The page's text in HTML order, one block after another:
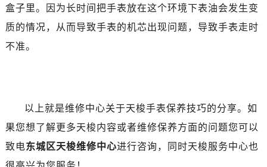
盒子里。因为长时间把手表放在这个环境下表油会发生变
质的情况，从而导致手表的机芯出现问题，导致手表走时
不准。
以上就是维修中心关于天梭手表保养技巧的分享。如
果您想了解更多天梭内容或者维修保养方面的问题您可以
致电东城区天梭维修中心进行咨询，同时天梭服务中心也